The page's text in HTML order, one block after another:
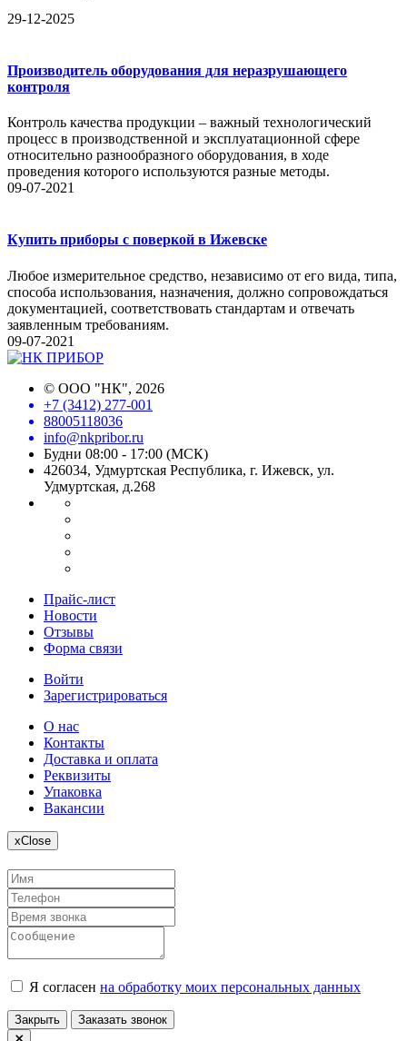
29-12-2025
Производитель оборудования для неразрушающего
контроля
Контроль качества продукции – важный технологический
процесс в производственной и эксплуатационной сфере
относительно разнообразного оборудования, в ходе
проведения которого используются разные методы.
09-07-2021
Купить приборы с поверкой в Ижевске
Любое измерительное средство, независимо от его вида, типа,
способа использования, назначения, должно сопровождаться
документацией, соответствовать стандартам и отвечать
заявленным требованиям.
09-07-2021
© ООО "НК", 2026
+7 (3412) 277-001
88005118036
info@nkpribor.ru
Будни 08:00 - 17:00 (МСК)
426034, Удмуртская Республика, г. Ижевск, ул.
Удмуртская, д.268
Прайс-лист
Новости
Отзывы
Форма связи
Войти
Зарегистрироваться
О нас
Контакты
Доставка и оплата
Реквизиты
Упаковка
Вакансии
xClose
Я согласен на обработку моих персональных данных
Закрыть Заказать звонок